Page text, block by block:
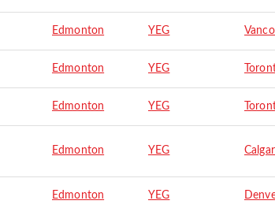
Edmonton YEG
Edmonton YEG
Edmonton YEG
Edmonton YEG
Edmonton YEG